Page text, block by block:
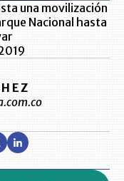
una movilización
Nacional hasta